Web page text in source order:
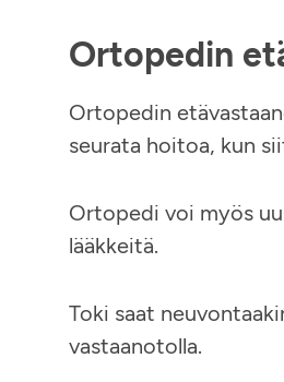
Ortopedin
Ortopedin
seurata hoitoa, kun
Ortopedi voi myös
lääkkeitä.
Toki saat
vastaanotolla.